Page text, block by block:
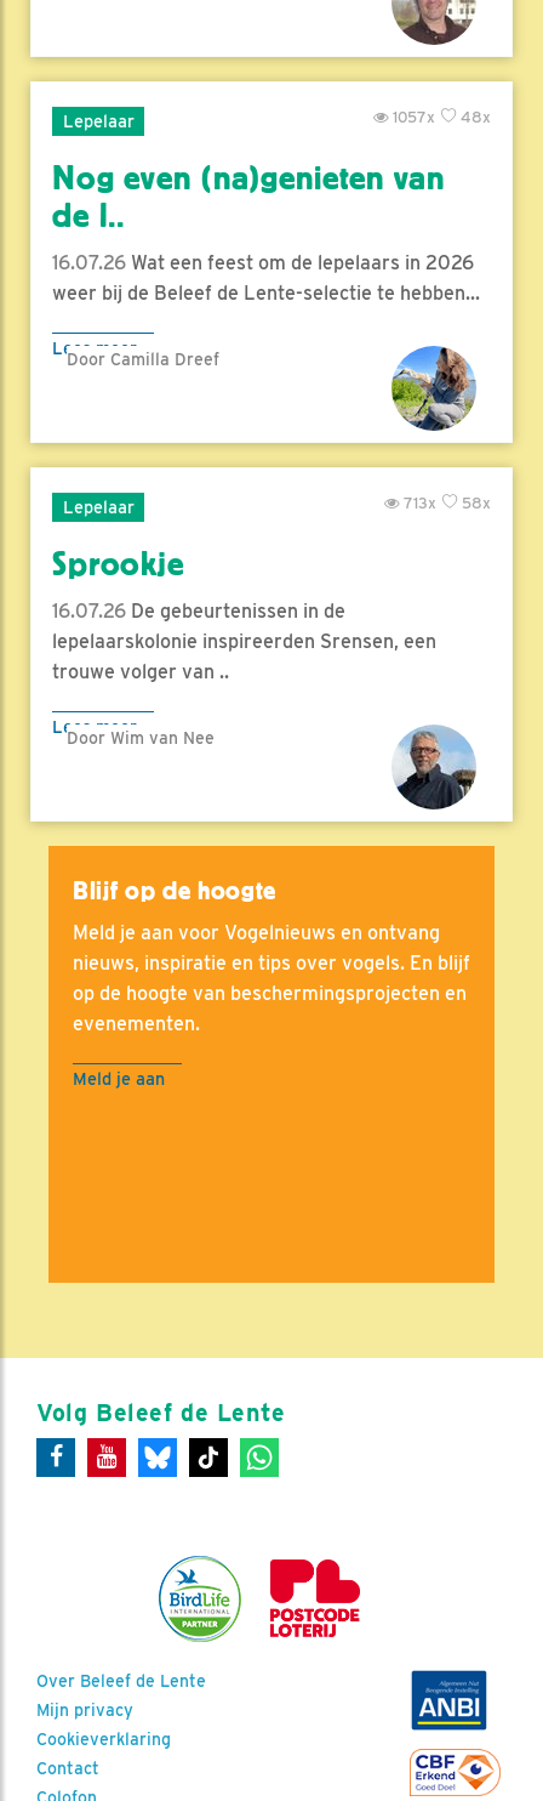
Lepelaar 48x
1057x
Nog even (na)genieten van
de l..
16.07.26 Wat een feest om de lepelaars in 2026
weer bij de Beleef de Lente-selectie te hebben...
Lees meer
Door Camilla Dreef
Lepelaar 58x
713x
Sprookje
16.07.26 De gebeurtenissen in de
lepelaarskolonie inspireerden Srensen, een
trouwe volger van ..
Lees meer
Door Wim van Nee
Blijf op de hoogte
Meld je aan voor Vogelnieuws en ontvang
nieuws, inspiratie en tips over vogels. En blijf
op de hoogte van beschermingsprojecten en
evenementen.
Meld je aan
Volg Beleef de Lente
Over Beleef de Lente
Mijn privacy
Cookieverklaring
Contact
Colofon